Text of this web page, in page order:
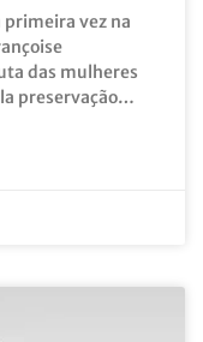
vez na
das mulheres
preservação…